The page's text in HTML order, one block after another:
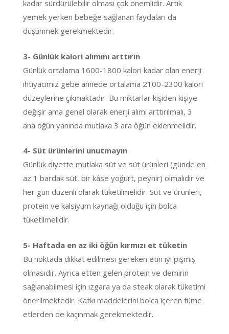
kadar sürdürülebilir olması çok önemlidir. Artık
yemek yerken bebeğe sağlanan faydaları da
düşünmek gerekmektedir.
3- Günlük kalori alımını arttırın
Günlük ortalama 1600-1800 kalori kadar olan enerji
ihtiyacımız gebe annede ortalama 2100-2300 kalori
düzeylerine çıkmaktadır. Bu miktarlar kişiden kişiye
değişir ama genel olarak enerji alımı arttırılmalı, 3
ana öğün yanında mutlaka 3 ara öğün eklenmelidir.
4- Süt ürünlerini unutmayın
Günlük diyette mutlaka süt ve süt ürünleri (günde en
az 1 bardak süt, bir kâse yoğurt, peynir) olmalıdır ve
her gün düzenli olarak tüketilmelidir. Süt ve ürünleri,
protein ve kalsiyum kaynağı olduğu için bolca
tüketilmelidir.
5- Haftada en az iki öğün kırmızı et tüketin
Bu noktada dikkat edilmesi gereken etin iyi pişmiş
olmasıdır. Ayrıca etten gelen protein ve demirin
sağlanabilmesi için ızgara ya da steak olarak tüketimi
önerilmektedir. Katkı maddelerini bolca içeren füme
etlerden de kaçınmak gerekmektedir.